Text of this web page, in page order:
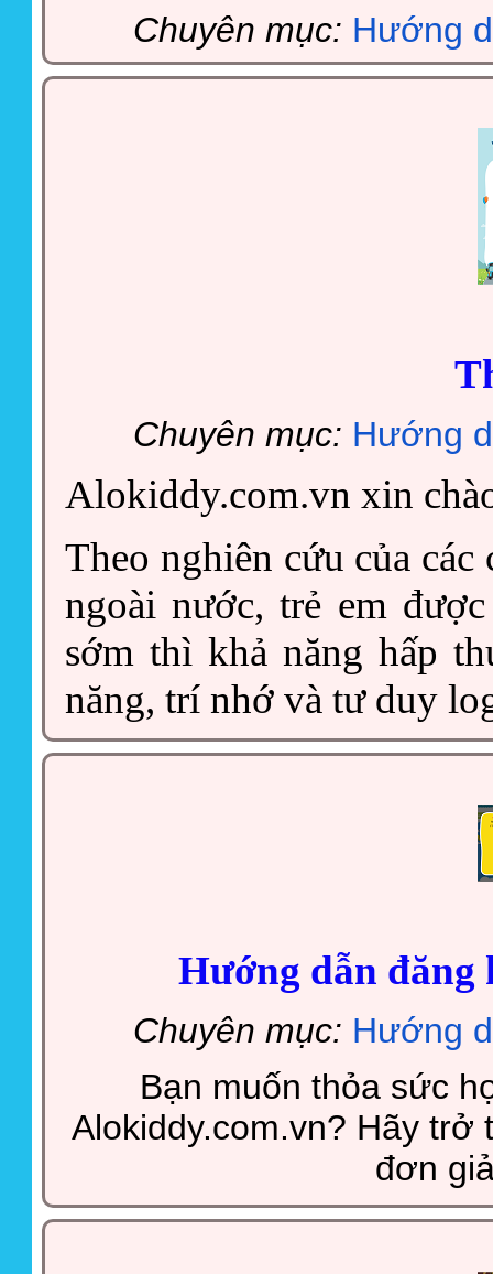
Chuyên mục: Hướng
Chuyên mục: Hướng
Alokiddy.com.vn xin
Theo nghiên cứu của
ngoài nước, trẻ em
sớm thì khả năng hấp
năng, trí nhớ và tư duy
Hướng dẫn
Chuyên mục: Hướng
Bạn muốn thỏa sức
Alokiddy.com.vn? Hãy
đơn